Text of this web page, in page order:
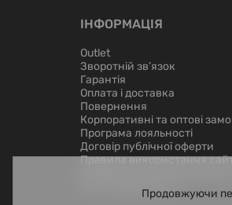
ІНФОРМАЦІЯ
Outlet
Зворотній зв’язок
Гарантія
Оплата і доставка
Повернення
Корпоративні та оптові
Програма лояльності
Договір публічної оферти
Правила використання
Лист керівництвуПродовжуючи